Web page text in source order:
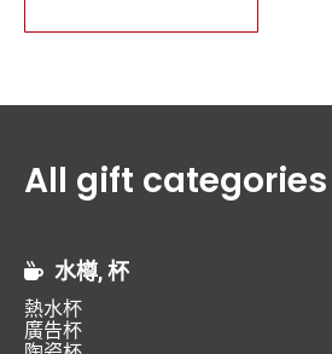
All gift categories
水樽, 杯
熱水杯
廣告杯